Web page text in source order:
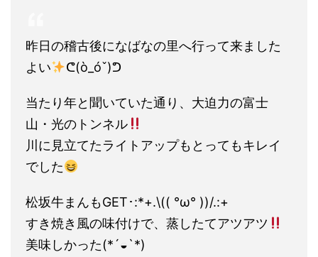
昨日の稽古後になばなの里へ行って来ました
よい
ᕦ(ò_óˇ)ᕤ
当たり年と聞いていた通り、大迫力の富士
山・光のトンネル
川に見立てたライトアップもとってもキレイ
でした
松坂牛まんもGET･:*+.\(( °ω° ))/.:+
すき焼き風の味付けで、蒸したてアツアツ
美味しかった(*´◒`*)